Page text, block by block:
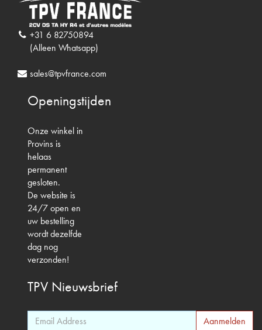
+31 6 82750894
(Alleen Whatsapp)
sales@tpvfrance.com
Openingstijden
Onze winkel in
Provins is
helaas
permanent
gesloten.
De website is
24/7 open en
uw bestelling
wordt dezelfde
dag nog
verzonden!
TPV Nieuwsbrief